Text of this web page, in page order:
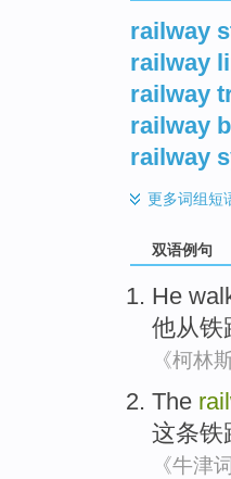
railway
railway
railway
railway
railway
更多词组短
双语例句
He
他从铁
《柯林
The
这条铁
《牛津